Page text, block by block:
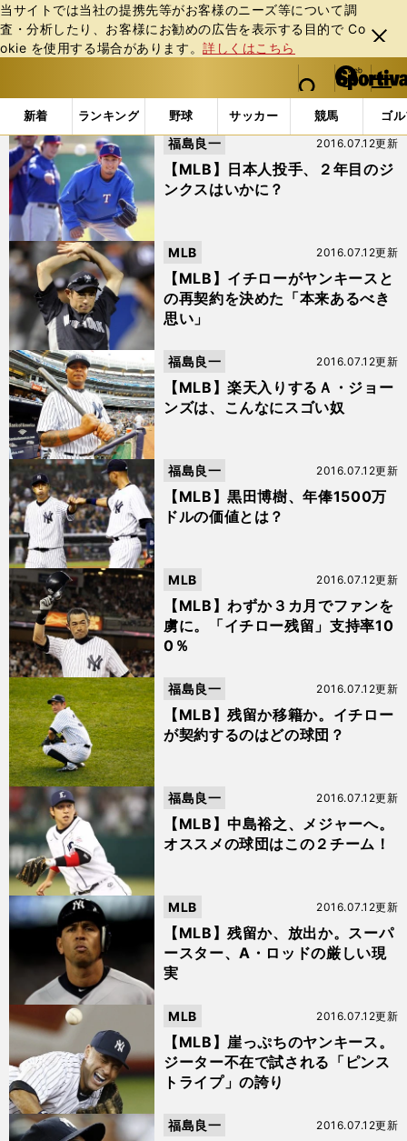
当サイトでは当社の提携先等がお客様のニーズ等について調
査・分析したり、お客様にお勧めの広告を表⽰する⽬的で Co
okie を使⽤する場合があります。詳しくはこちら
閉じ
る
web Sportiva (webスポルティーバ)
検索
マイペ
ー
ジ
メニュ
新着 ランキング 野球 サッカー 競馬 ゴ
b
ス
ポ
ル
テ
ィ
ー
バ
「#ヤンキース」の最新ニュース・ 情報 (5ページ目)
【MLB】日本人投手、２年目のジ
ンクスはいかに？
2016.07.12更新
福島良一
【MLB】イチローがヤンキースと
の再契約を決めた「本来あるべき
思い」
2016.07.12更新
MLB
【MLB】楽天入りするＡ・ジョー
ンズは、こんなにスゴい奴
2016.07.12更新
福島良一
【MLB】黒田博樹、年俸1500万
ドルの価値とは？
2016.07.12更新
福島良一
【MLB】わずか３カ月でファンを
虜に。「イチロー残留」支持率10
0％
2016.07.12更新
MLB
【MLB】残留か移籍か。イチロー
が契約するのはどの球団？
2016.07.12更新
福島良一
【MLB】中島裕之、メジャーへ。
オススメの球団はこの２チーム！
2016.07.12更新
福島良一
【MLB】残留か、放出か。スーパ
ースター、A・ロッドの厳しい現
実
2016.07.12更新
MLB
【MLB】崖っぷちのヤンキース。
ジーター不在で試される「ピンス
トライプ」の誇り
2016.07.12更新
MLB
2016.07.12更新
福島良一